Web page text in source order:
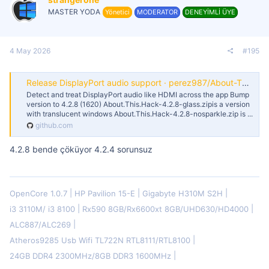
MASTER YODA Yönetici MODERATOR DENEYİMLİ ÜYE
4 May 2026 #195
Release DisplayPort audio support · perez987/About-This-Hack
Detect and treat DisplayPort audio like HDMI across the app Bump
version to 4.2.8 (1620) About.This.Hack-4.2.8-glass.zipis a version
with translucent windows About.This.Hack-4.2.8-nosparkle.zip is ...
github.com
4.2.8 bende çöküyor 4.2.4 sorunsuz
OpenCore 1.0.7 HP Pavilion 15-E
Gigabyte H310M S2H
i3 3110M/ i3 8100
Rx590 8GB/Rx6600xt 8GB/UHD630/HD4000
ALC887/ALC269
Atheros9285 Usb Wifi TL722N RTL8111/RTL8100
24GB DDR4 2300MHz/8GB DDR3 1600MHz